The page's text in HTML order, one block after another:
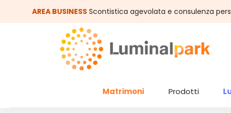
al contenuto principale
Salta alla ricerca
AREA BUSINESS Scontistica agevolata e consulenza
Matrimoni Prodotti